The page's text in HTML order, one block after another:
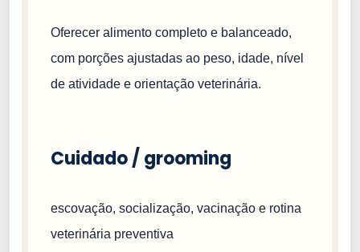
Oferecer alimento completo e balanceado,
com porções ajustadas ao peso, idade, nível
de atividade e orientação veterinária.
Cuidado / grooming
escovação, socialização, vacinação e rotina
veterinária preventiva